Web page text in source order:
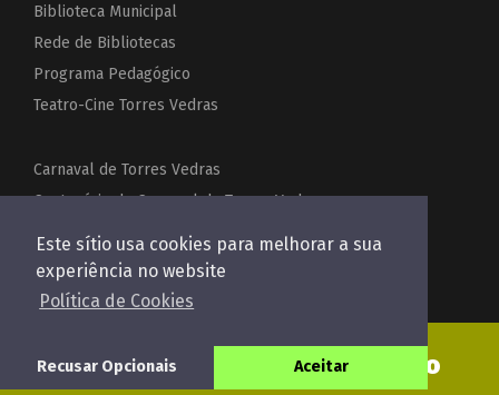
Este sítio usa cookies para melhorar a sua
experiência no website
Política de Cookies
Recusar Opcionais Aceitar
Enviar pedido de orçamento
Biblioteca Municipal
Rede de Bibliotecas
Programa Pedagógico
Teatro-Cine Torres Vedras
Carnaval de Torres Vedras
Centenário do Carnaval de Torres Vedras
Festas de Torres Vedras
Acordeões do Mundo